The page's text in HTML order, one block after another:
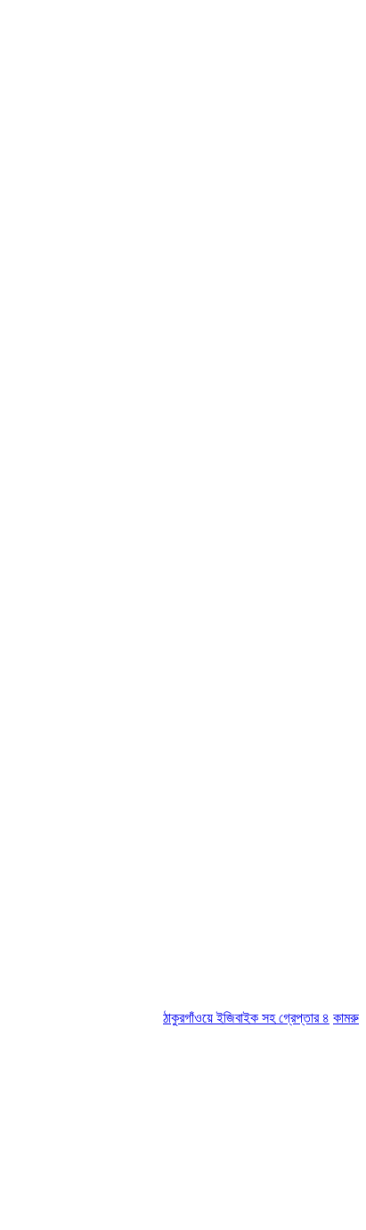
ঠাকুরগাঁওয়ে ইজিবাইক সহ গ্রেপ্তার ৪ কামরুল-জসিম